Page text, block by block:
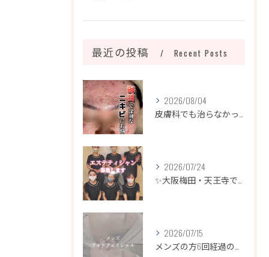
最近の投稿 Recent Posts
2026/08/04
皮膚科でも治らなかったニキビ、諦めるのはまだ早いです！
2026/07/24
✨大阪梅田・天王寺でエステティシャン募集✨
2026/07/15
メンズの方6回経過のお写真になります📷✨